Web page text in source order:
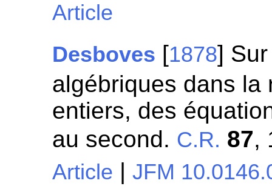
Article
Desboves [1878]
algébriques dans la
entiers, des
au second. C.R. 87,
Article |JFM